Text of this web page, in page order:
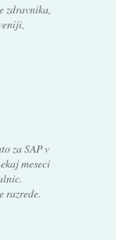
zdravnika,
za SAP v
meseci
razrede.